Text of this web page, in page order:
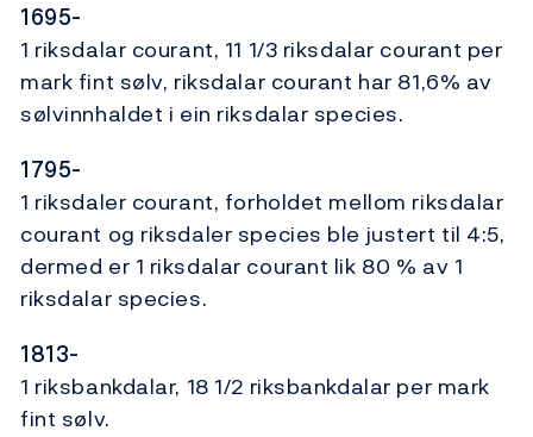
1695-
1 riksdalar courant, 11 1/3 riksdalar courant per
mark fint sølv, riksdalar courant har 81,6% av
sølvinnhaldet i ein riksdalar species.
1795-
1 riksdaler courant, forholdet mellom riksdalar
courant og riksdaler species ble justert til 4:5,
dermed er 1 riksdalar courant lik 80 % av 1
riksdalar species.
1813-
1 riksbankdalar, 18 1/2 riksbankdalar per mark
fint sølv.